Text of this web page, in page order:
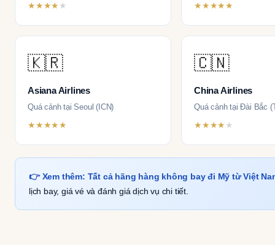
★★★★ ★
★★★★★
🇰🇷
Asiana Airlines
Quá cảnh tại Seoul (ICN)
★★★★★
🇨🇳
China Airlines
Quá cảnh tại Đài Bắc
★★★★ ★
👉 Xem thêm: Tất cả hãng hàng không bay đi Mỹ từ Việt
lịch bay, giá vé và đánh giá dịch vụ chi tiết.